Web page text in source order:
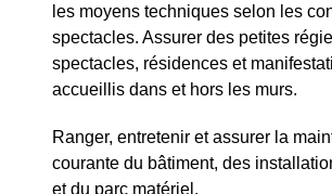
les moyens techniques selon les
spectacles. Assurer des petites
spectacles, résidences et
accueillis dans et hors les murs.
Ranger, entretenir et assurer la
courante du bâtiment, des
et du parc matériel.